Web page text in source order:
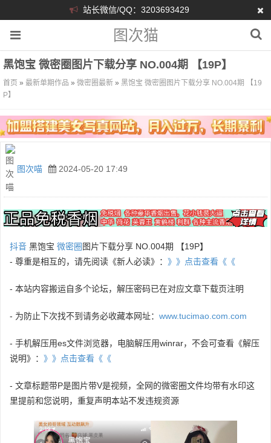
站长微信/QQ：3203693429
图次猫
黑饱宝 微密圈图片下载分享 NO.004期 【19P】
首页 » 最新单期作品 » 微密圈最新 » 黑饱宝 微密圈图片下载分享 NO.004期 【19
P】
图次喵 2024-05-20 17:49
抖音 黑饱宝 微密圈 图片下载分享 NO.004期 【19P】
- 尊重是相互的，请先阅读《新人必读》： 》》点击查看《《
- 本站内容搬运自多个论坛，解压密码已在对应文章下载页注明
- 为防止下次找不到请务必收藏本网址： www.tucimao.com.com
- 手机解压用es文件浏览器，电脑解压用winrar，不会可查看《解压
说明》： 》》点击查看《《
- 文章标题带P是图片带V是视频，全网的微密圈文件均带有水印这
里提前和您说明，重复声明本站不发违规资源